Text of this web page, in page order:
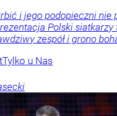
i jego podopieczni nie
Polski siatkarzy
zespół i grono
Tylko u Nas